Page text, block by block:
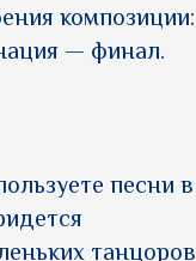
композиции:
— финал.
песни в